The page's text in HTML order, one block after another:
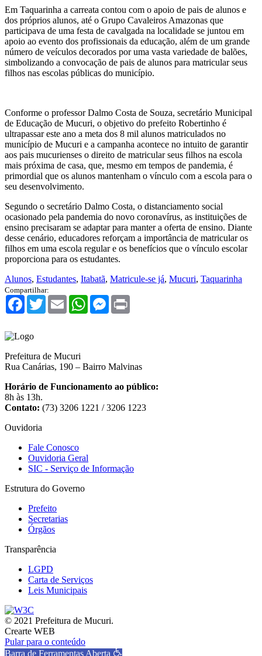
Em Taquarinha a carreata contou com o apoio de pais de alunos e
dos próprios alunos, até o Grupo Cavaleiros Amazonas que
participava de uma festa de cavalgada na localidade se juntou em
apoio ao evento dos profissionais da educação, além de um grande
número de veículos decorados por uma vasta variedade de balões,
simbolizando a convocação de pais de alunos para matricular seus
filhos nas escolas públicas do município.
Conforme o professor Dalmo Costa de Souza, secretário Municipal
de Educação de Mucuri, o objetivo do prefeito Robertinho é
ultrapassar este ano a meta dos 8 mil alunos matriculados no
município de Mucuri e a campanha acontece no intuito de garantir
aos pais mucurienses o direito de matricular seus filhos na escola
mais próxima de casa, que, mesmo em tempos de pandemia, é
primordial que os alunos mantenham o vínculo com a escola para o
seu desenvolvimento.
Segundo o secretário Dalmo Costa, o distanciamento social
ocasionado pela pandemia do novo coronavírus, as instituições de
ensino precisaram se adaptar para manter a oferta de ensino. Diante
desse cenário, educadores reforçam a importância de matricular os
filhos em uma escola regular e os benefícios que o vínculo escolar
proporciona para os estudantes.
Alunos, Estudantes, Itabatã, Matricule-se já, Mucuri, Taquarinha
Compartilhar:
Facebook
TwitterEmail WhatsAppMessenger
Prefeitura de Mucuri
Rua Canárias, 190 – Bairro Malvinas
Horário de Funcionamento ao público:
8h às 13h.
Contato: (73) 3206 1221 / 3206 1223
Ouvidoria
Fale Conosco
Ouvidoria Geral
SIC - Serviço de Informação
Estrutura do Governo
Prefeito
Secretarias
Órgãos
Transparência
LGPD
Carta de Serviços
Leis Municipais
© 2021 Prefeitura de Mucuri.
Crearte WEB
Pular para o conteúdo
Barra de Ferramentas Aberta